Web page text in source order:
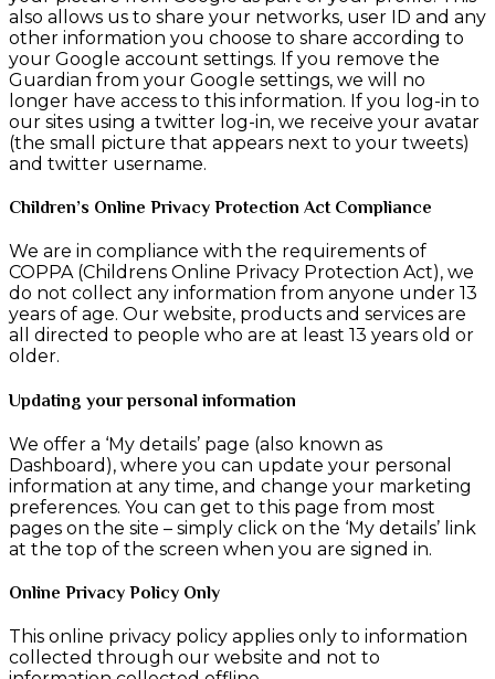
also allows us to share your networks, user ID and any
other information you choose to share according to
your Google account settings. If you remove the
Guardian from your Google settings, we will no
longer have access to this information. If you log-in to
our sites using a twitter log-in, we receive your avatar
(the small picture that appears next to your tweets)
and twitter username.
Children’s Online Privacy Protection Act Compliance
We are in compliance with the requirements of
COPPA (Childrens Online Privacy Protection Act), we
do not collect any information from anyone under 13
years of age. Our website, products and services are
all directed to people who are at least 13 years old or
older.
Updating your personal information
We offer a ‘My details’ page (also known as
Dashboard), where you can update your personal
information at any time, and change your marketing
preferences. You can get to this page from most
pages on the site – simply click on the ‘My details’ link
at the top of the screen when you are signed in.
Online Privacy Policy Only
This online privacy policy applies only to information
collected through our website and not to